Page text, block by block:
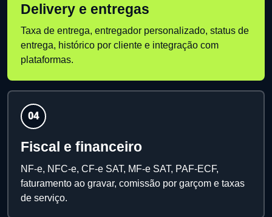
Delivery e entregas
Taxa de entrega, entregador personalizado, status de
entrega, histórico por cliente e integração com
plataformas.
04
Fiscal e financeiro
NF-e, NFC-e, CF-e SAT, MF-e SAT, PAF-ECF,
faturamento ao gravar, comissão por garçom e taxas
de serviço.